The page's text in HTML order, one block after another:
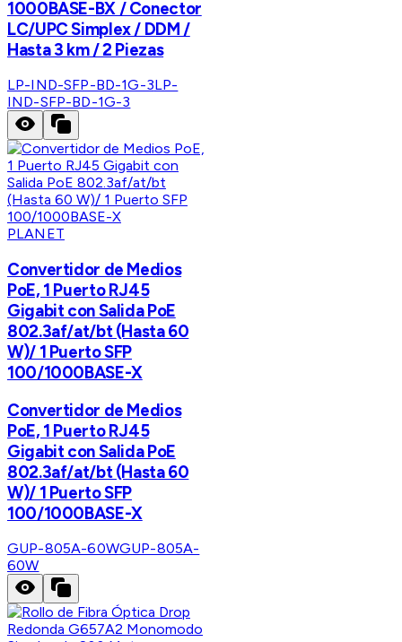
1000BASE-BX / Conector
LC/UPC Simplex / DDM /
Hasta 3 km / 2 Piezas
LP-IND-SFP-BD-1G-3LP-
IND-SFP-BD-1G-3
PLANET
Convertidor de Medios
PoE, 1 Puerto RJ45
Gigabit con Salida PoE
802.3af/at/bt (Hasta 60
W)/ 1 Puerto SFP
100/1000BASE-X
Convertidor de Medios
PoE, 1 Puerto RJ45
Gigabit con Salida PoE
802.3af/at/bt (Hasta 60
W)/ 1 Puerto SFP
100/1000BASE-X
GUP-805A-60WGUP-805A-
60W